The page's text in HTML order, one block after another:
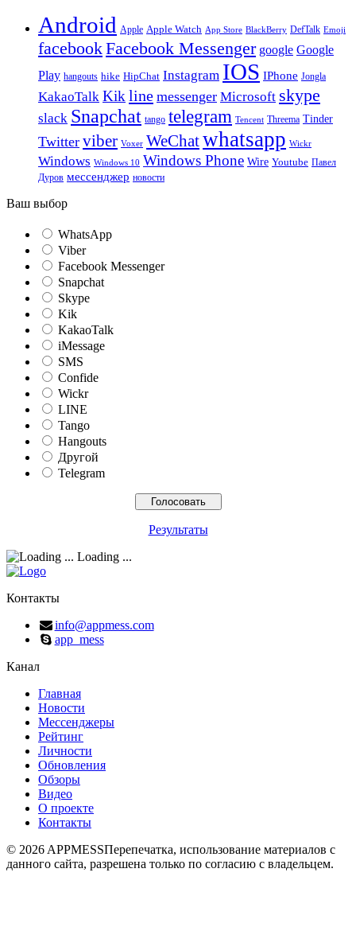
Android Apple Apple Watch App Store BlackBerry DefTalk Emoji
facebookFacebook Messenger google Google
Play hangouts hike HipChat Instagram IOS IPhone Jongla
KakaoTalk Kikline messenger Microsoft skype
slack Snapchat tango telegram Tencent Threema Tinder
Twitter viber Voxer WeChatwhatsapp Wickr
Windows Windows 10 Windows Phone Wire Youtube Павел
Дуров мессенджер новости
Ваш выбор
WhatsApp
Viber
Facebook Messenger
Snapchat
Skype
Kik
KakaoTalk
iMessage
SMS
Confide
Wickr
LINE
Tango
Hangouts
Другой
Telegram
Результаты
Loading ...
Контакты
info@appmess.com
app_mess
Канал
Главная
Новости
Мессенджеры
Рейтинг
Личности
Обновления
Обзоры
Видео
О проекте
Контакты
© 2026 APPMESSПерепечатка, использование материалов с
данного сайта, разрешена только по согласию с владельцем.